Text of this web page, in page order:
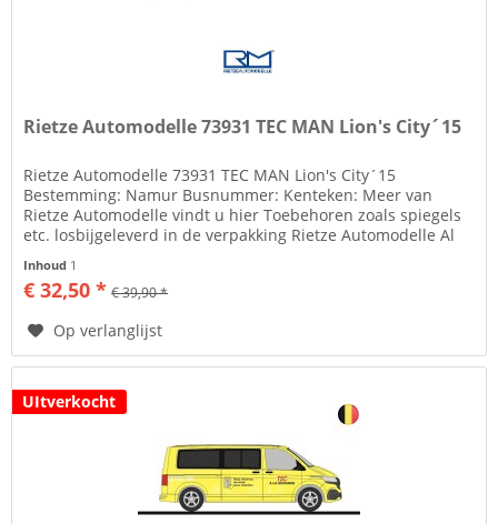
Rietze Automodelle 73931 TEC MAN Lion's City´15
Rietze Automodelle 73931 TEC MAN Lion's City´15
Bestemming: Namur Busnummer: Kenteken: Meer van
Rietze Automodelle vindt u hier Toebehoren zoals spiegels
etc. losbijgeleverd in de verpakking Rietze Automodelle Al
Inhoud 1
€ 32,50 * € 39,90 *
Op verlanglijst
UItverkocht